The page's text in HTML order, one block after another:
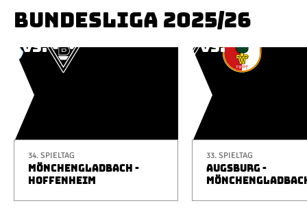
BUNDESLIGA 2025/26
34. SPIELTAG
MÖNCHENGLADBACH -
HOFFENHEIM
33. SPIELTAG
AUGSBURG -